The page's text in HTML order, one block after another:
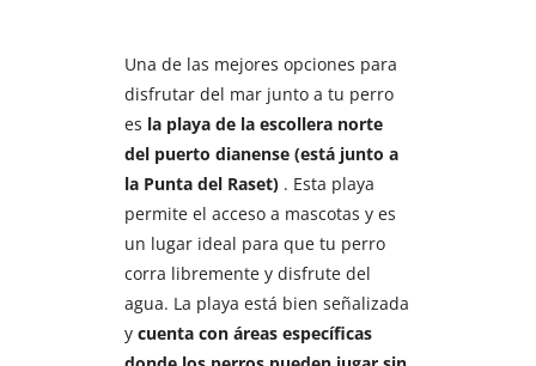
Una de las mejores opciones para
disfrutar del mar junto a tu perro
es la playa de la escollera norte
del puerto dianense (está junto a
la Punta del Raset). Esta playa
permite el acceso a mascotas y es
un lugar ideal para que tu perro
corra libremente y disfrute del
agua. La playa está bien señalizada
y cuenta con áreas específicas